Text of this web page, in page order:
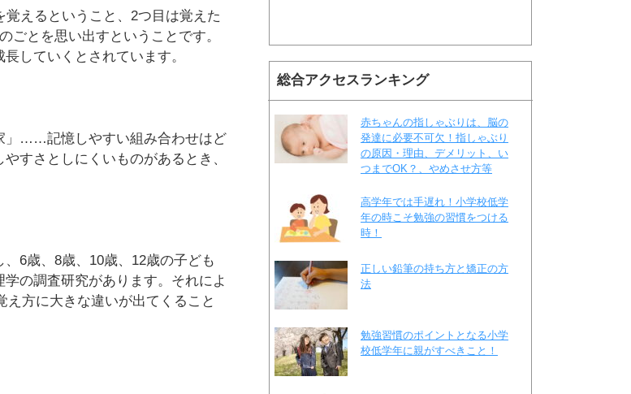
えるということ、2つ目は覚えた
ごとを思い出すということです。
していくとされています。
」……記憶しやすい組み合わせはど
すさとしにくいものがあるとき、
6歳、8歳、10歳、12歳の子ども
の調査研究があります。それによ
え方に大きな違いが出てくること
総合アクセスランキング
赤ちゃんの指しゃぶりは、脳の
発達に必要不可欠！指しゃぶり
の原因・理由、デメリット、い
つまでOK？、やめさせ方等
高学年では手遅れ！小学校低学
年の時こそ勉強の習慣をつける
時！
正しい鉛筆の持ち方と矯正の方
法
勉強習慣のポイントとなる小学
校低学年に親がすべきこと！